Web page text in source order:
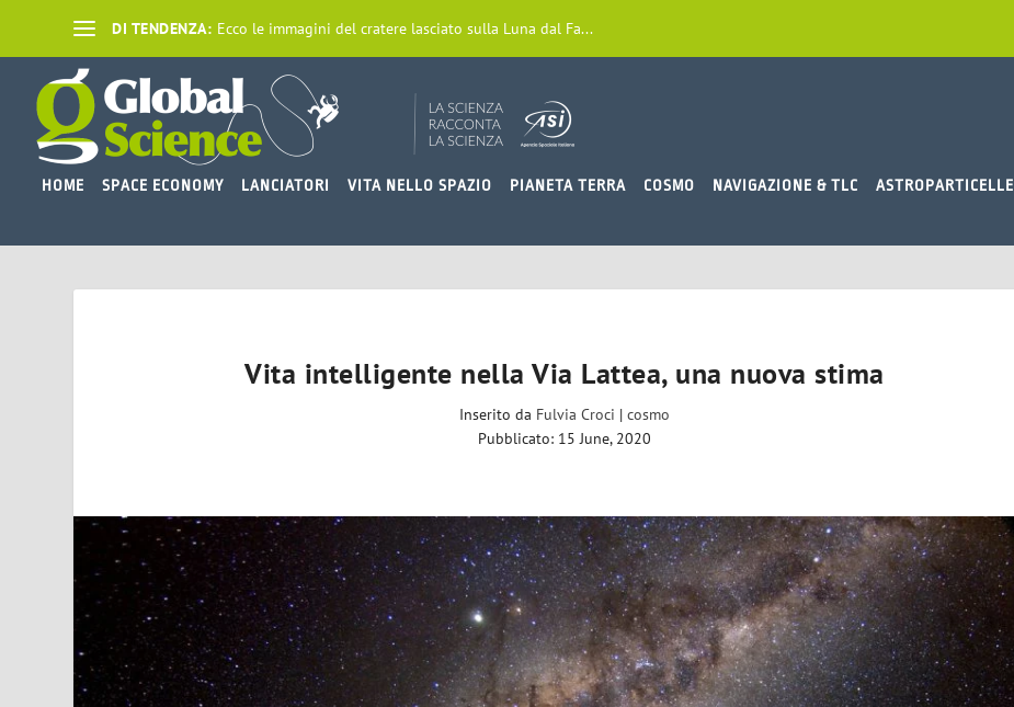
DI TENDENZA: Ecco le immagini del cratere lasciato sulla Luna dal Fa...
HOME SPACE ECONOMY LANCIATORI VITA NELLO SPAZIO PIANETA TERRA COSMO NAVIGAZIONE & TLC ASTROPARTICELLE
Vita intelligente nella Via Lattea, una nuova stima
Inserito da Fulvia Croci | cosmo
Pubblicato: 15 June, 2020